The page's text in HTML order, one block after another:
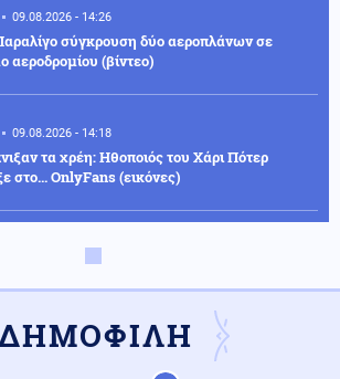
09.08.2026 - 14:26
σύγκρουση δύο αεροπλάνων σε
αεροδρομίου (βίντεο)
09.08.2026 - 14:18
τα χρέη: Ηθοποιός του Χάρι Πότερ
στο... OnlyFans (εικόνες)
09.08.2026 - 14:06